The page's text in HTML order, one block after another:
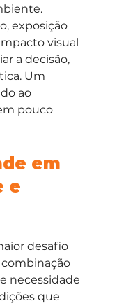
exposição
visual
a decisão,
Um
ao
pouco
em
e
desafio
necessidade
que